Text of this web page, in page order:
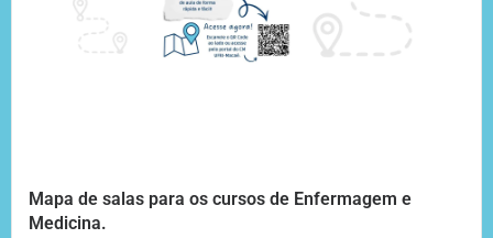
Mapa de salas para os cursos de Enfermagem e
Medicina.